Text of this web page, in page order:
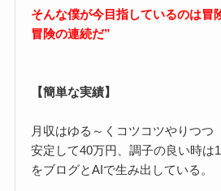
そんな僕が今目指しているのは冒
冒険の連続だ”
【簡単な実績】
月収はゆる～くコツコツやりつつ
安定して40万円、調子の良い時は
をブログとAIで生み出している。